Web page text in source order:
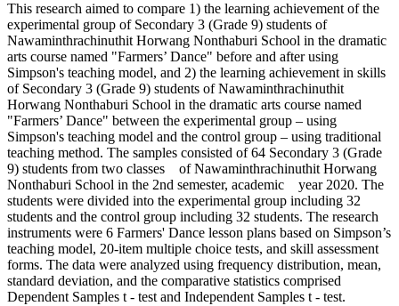
This research aimed to compare 1) the learning achievement of the
experimental group of Secondary 3 (Grade 9) students of
Nawaminthrachinuthit Horwang Nonthaburi School in the dramatic
arts course named "Farmers’ Dance" before and after using
Simpson's teaching model, and 2) the learning achievement in skills
of Secondary 3 (Grade 9) students of Nawaminthrachinuthit
Horwang Nonthaburi School in the dramatic arts course named
"Farmers’ Dance" between the experimental group – using
Simpson's teaching model and the control group – using traditional
teaching method. The samples consisted of 64 Secondary 3 (Grade
9) students from two classes of Nawaminthrachinuthit Horwang
Nonthaburi School in the 2nd semester, academic year 2020. The
students were divided into the experimental group including 32
students and the control group including 32 students. The research
instruments were 6 Farmers' Dance lesson plans based on Simpson’s
teaching model, 20-item multiple choice tests, and skill assessment
forms. The data were analyzed using frequency distribution, mean,
standard deviation, and the comparative statistics comprised
Dependent Samples t - test and Independent Samples t - test.